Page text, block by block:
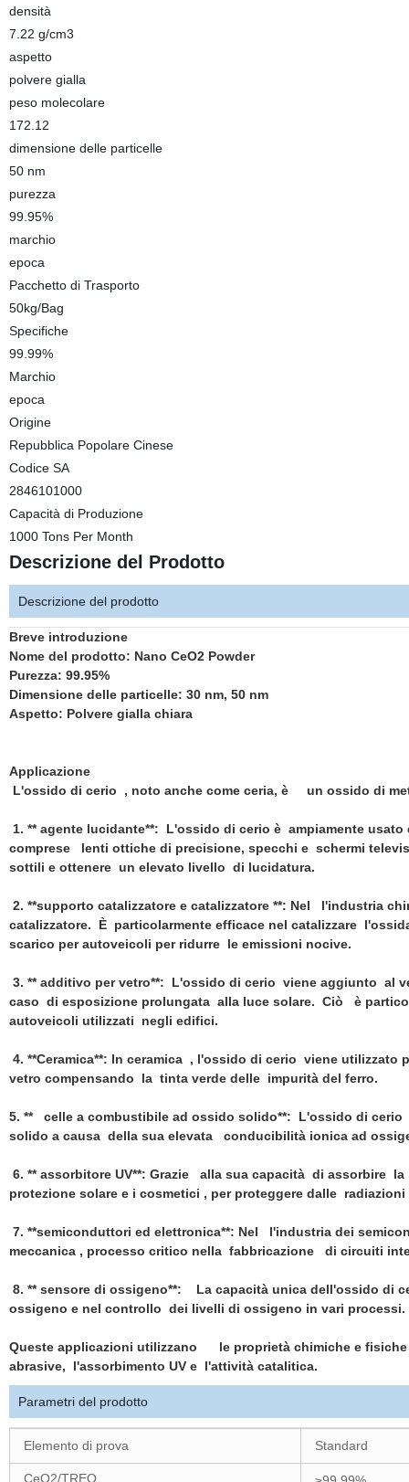
densità
7.22 g/cm3
aspetto
polvere gialla
peso molecolare
172.12
dimensione delle particelle
50 nm
purezza
99.95%
marchio
epoca
Pacchetto di Trasporto
50kg/Bag
Specifiche
99.99%
Marchio
epoca
Origine
Repubblica Popolare Cinese
Codice SA
2846101000
Capacità di Produzione
1000 Tons Per Month
Descrizione del Prodotto
Descrizione del prodotto
Breve introduzione
Nome del prodotto: Nano CeO2 Powder
Purezza: 99.95%
Dimensione delle particelle: 30 nm, 50 nm
Aspetto: Polvere gialla chiara
Applicazione
L'ossido di cerio , noto anche come ceria, è un ossido di
1. ** agente lucidante**: L'ossido di cerio è ampiamente
comprese lenti ottiche di precisione, specchi e schermi
sottili e ottenere un elevato livello di lucidatura.
2. **supporto catalizzatore e catalizzatore **: Nel l'industria
catalizzatore. È particolarmente efficace nel catalizzare
scarico per autoveicoli per ridurre le emissioni nocive.
3. ** additivo per vetro**: L'ossido di cerio viene aggiunto al
caso di esposizione prolungata alla luce solare. Ciò è
autoveicoli utilizzati negli edifici.
4. **Ceramica**: In ceramica , l'ossido di cerio viene
vetro compensando la tinta verde delle impurità del ferro.
5. ** celle a combustibile ad ossido solido**: L'ossido di
solido a causa della sua elevata conducibilità ionica ad
6. ** assorbitore UV**: Grazie alla sua capacità di assorbire
protezione solare e i cosmetici , per proteggere dalle radiazioni
7. **semiconduttori ed elettronica**: Nel l'industria dei
meccanica , processo critico nella fabbricazione di circuiti
8. ** sensore di ossigeno**: La capacità unica dell'ossido di
ossigeno e nel controllo dei livelli di ossigeno in vari processi.
Queste applicazioni utilizzano le proprietà chimiche e
abrasive, l'assorbimento UV e l'attività catalitica.
Parametri del prodotto
Elemento di prova Standard
CeO2/TREO